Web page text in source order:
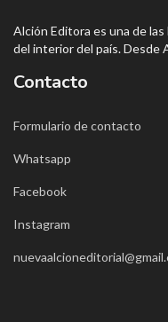
Alción Editora es una de
del interior del país. Desde
Contacto
Formulario de contacto
Whatsapp
Facebook
Instagram